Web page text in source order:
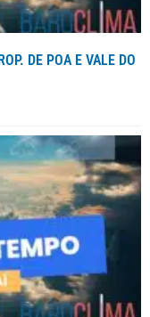
DE POA E VALE DO